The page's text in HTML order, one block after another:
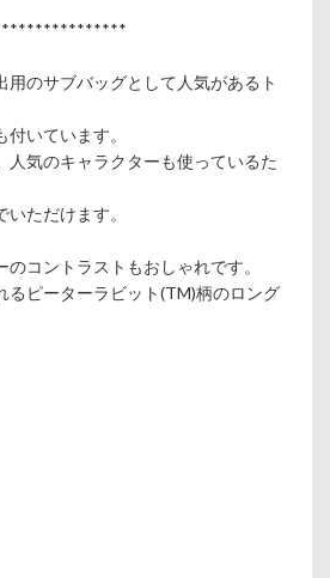
用のサブバッグとして人気があるト
いています。
人気のキャラクターも使っているた
ただけます。
コントラストもおしゃれです。
るピーターラビット(TM)柄のロング